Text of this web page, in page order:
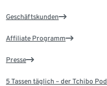
Geschäftskunden
Affiliate Programm
Presse
5 Tassen täglich – der Tchibo